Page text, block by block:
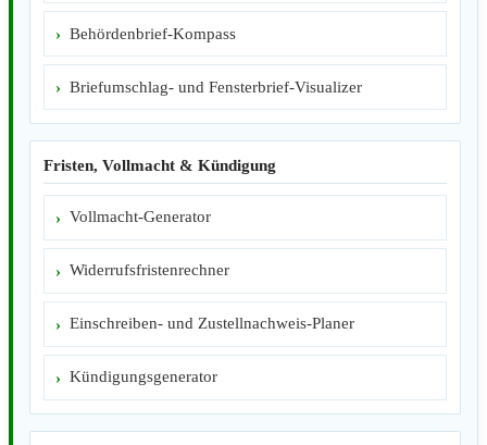
Behördenbrief-Kompass
Briefumschlag- und Fensterbrief-Visualizer
Fristen, Vollmacht & Kündigung
Vollmacht-Generator
Widerrufsfristenrechner
Einschreiben- und Zustellnachweis-Planer
Kündigungsgenerator